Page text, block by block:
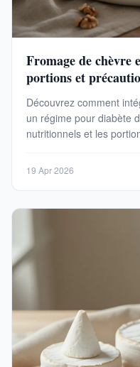
Fromage de chèvre
portions et
Découvrez comment
un régime pour diabète
nutritionnels et les
19 Apr 2026